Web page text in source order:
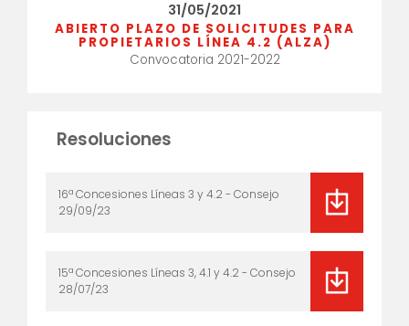
31/05/2021
ABIERTO PLAZO DE SOLICITUDES PARA
PROPIETARIOS LÍNEA 4.2 (ALZA)
Convocatoria 2021-2022
Resoluciones
16ª Concesiones Líneas 3 y 4.2 - Consejo
29/09/23
15ª Concesiones Líneas 3, 4.1 y 4.2 - Consejo
28/07/23